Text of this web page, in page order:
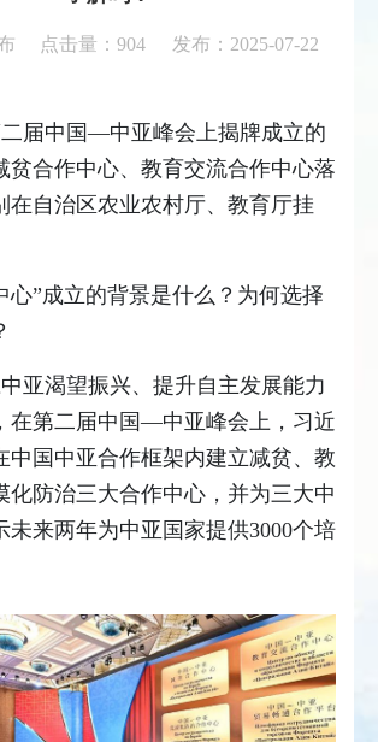
点击量： 904
发布：2025-07-22
届中国—中亚峰会上揭牌成立的
合作中心、教育交流合作中心落
在自治区农业农村厅、教育厅挂
心”成立的背景是什么？为何选择
亚渴望振兴、提升自主发展能力
在第二届中国—中亚峰会上，习近
中国中亚合作框架内建立减贫、教
化防治三大合作中心，并为三大中
未来两年为中亚国家提供3000个培